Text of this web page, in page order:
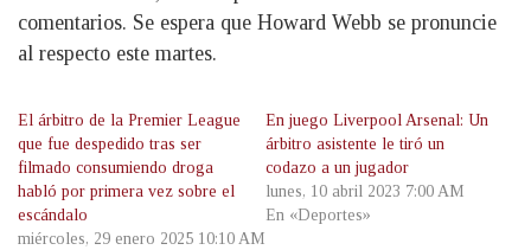
comentarios. Se espera que Howard Webb se pronuncie
al respecto este martes.
El árbitro de la Premier League
que fue despedido tras ser
filmado consumiendo droga
habló por primera vez sobre el
escándalo
miércoles, 29 enero 2025 10:10 AM
En juego Liverpool Arsenal: Un
árbitro asistente le tiró un
codazo a un jugador
lunes, 10 abril 2023 7:00 AM
En «Deportes»